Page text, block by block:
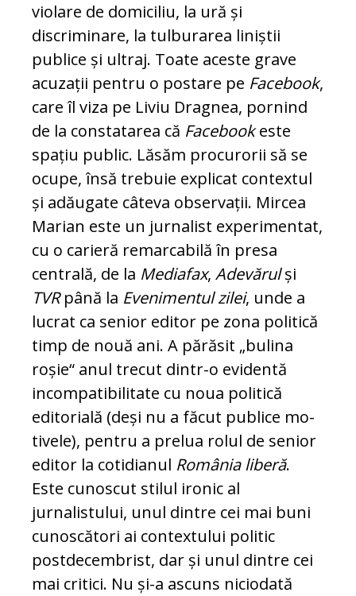
violare de do­mi­ci­liu, la ură și
discriminare, la tulburarea liniștii
publice și ultraj. Toate aceste grave
acuzații pentru o postare pe Facebook,
care îl viza pe Liviu Dragnea, pornind
de la constatarea că Facebookeste
spațiu public. Lăsăm procurorii să se
ocupe, însă trebuie explicat contextul
și adăugate câteva observații. Mircea
Marian este un jurnalist experimentat,
cu o carieră re­marcabilă în presa
centrală, de la Mediafax, Adevărulși
TVRpână la Evenimentul zilei, un­de a
lucrat ca senior editor pe zona politică
timp de nouă ani. A părăsit „bulina
roșie“ anul trecut dintr-o evidentă
incompatibilitate cu noua politică
editorială (de­și nu a făcut publice mo­
ti­vele), pentru a prelua rolul de senior
editor la cotidianul Ro­mânia liberă.
Este cunoscut stilul ironic al
jurnalistului, unul dintre cei mai buni
cu­noscători ai contextului po­litic
postdecembrist, dar și unul dintre cei
mai critici. Nu și-a ascuns niciodată